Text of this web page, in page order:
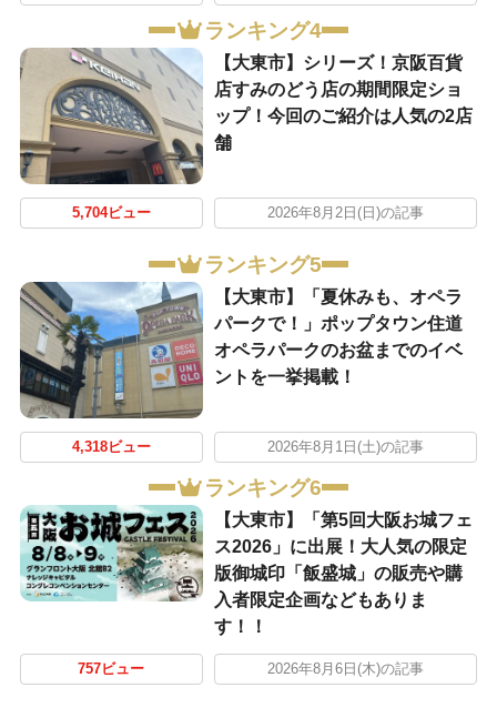
ランキング4
【大東市】シリーズ！京阪百貨
店すみのどう店の期間限定ショ
ップ！今回のご紹介は人気の2店
舗
5,704ビュー 2026年8月2日(日)の記事
ランキング5
【大東市】「夏休みも、オペラ
パークで！」ポップタウン住道
オペラパークのお盆までのイベ
ントを一挙掲載！
4,318ビュー 2026年8月1日(土)の記事
ランキング6
【大東市】「第5回大阪お城フェ
ス2026」に出展！大人気の限定
版御城印「飯盛城」の販売や購
入者限定企画などもありま
す！！
757ビュー 2026年8月6日(木)の記事